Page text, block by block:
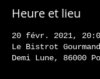
Heure et lieu
20 févr. 2021,
Le Bistrot
Demi Lune, 86000